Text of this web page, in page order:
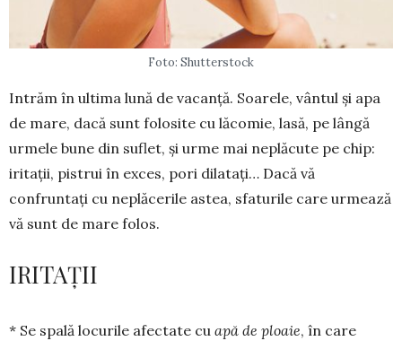
Foto: Shutterstock
Intrăm în ultima lună de va­can­ță. Soa­rele, vântul și apa
de mare, dacă sunt folosite cu lăcomie, lasă, pe lângă
urmele bune din suflet, și urme mai ne­plă­cute pe chip:
iritații, pistrui în exces, pori dilatați… Dacă vă
confruntați cu neplăcerile astea, sfaturile care ur­mează
vă sunt de mare folos.
IRITAȚII
* Se spală locurile afectate cu apă de ploaie, în care